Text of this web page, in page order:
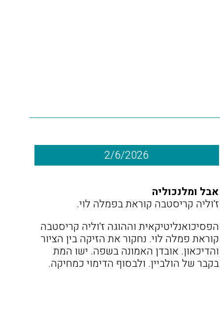
2/6/2026
אבל ומלנכוליה
ז'וליה קריסטבה קוראת בפמלה לוי.
הפסיכואנליטיקאית וההוגה ז'וליה קריסטבה
קוראת פמלה לוי. נחקור את הזיקה בין הציור
והדיכאון. אובדן האמונה בשפה. ישו המת
בקבר של הולביין. ולבסוף הדימוי כמחיקה.